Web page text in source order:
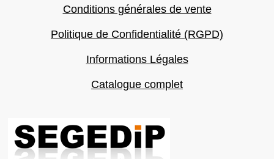
Conditions générales de vente
Politique de Confidentialité (RGPD)
Informations Légales
Catalogue complet